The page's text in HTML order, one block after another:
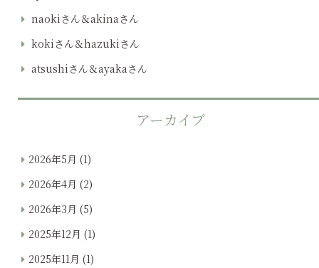
naokiさん＆akinaさん
kokiさん＆hazukiさん
atsushiさん＆ayakaさん
アーカイブ
2026年5月 (1)
2026年4月 (2)
2026年3月 (5)
2025年12月 (1)
2025年11月 (1)